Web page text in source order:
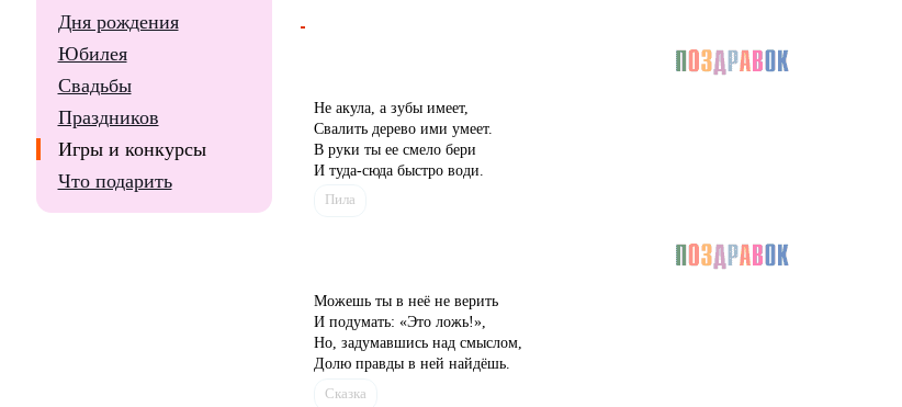
Не акула, а зубы имеет,
Свалить дерево ими умеет.
В руки ты ее смело бери
И туда-сюда быстро води.
Пила
Можешь ты в неё не верить
И подумать: «Это ложь!»,
Но, задумавшись над смыслом,
Долю правды в ней найдёшь.
Сказка
Дня рождения
Юбилея
Свадьбы
Праздников
Игры и конкурсы
Что подарить